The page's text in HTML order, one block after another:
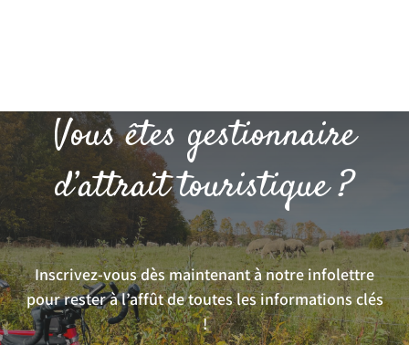
Vous êtes gestionnaire
d’attrait touristique ?
Inscrivez-vous dès maintenant à notre infolettre
pour rester à l’affût de toutes les informations clés
!